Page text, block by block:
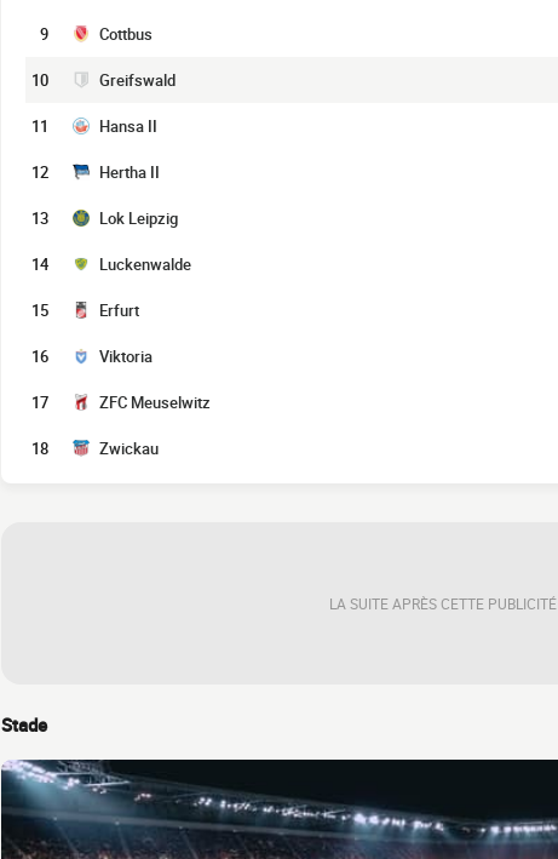
9 Cottbus
10 Greifswald
11 Hansa II
12 Hertha II
13 Lok Leipzig
14 Luckenwalde
15 Erfurt
16 Viktoria
17 ZFC Meuselwitz
18 Zwickau
LA SUITE APRÈS CETTE PUBLICITÉ
Stade